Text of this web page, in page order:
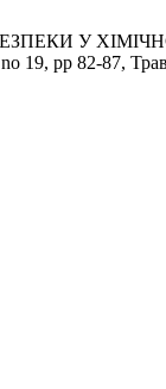
БЕЗПЕКИ У
19, pp 82-87,